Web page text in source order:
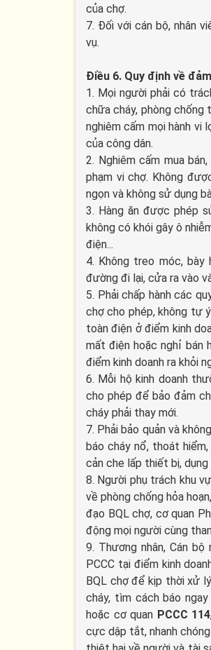
của chợ.
7. Đối với cán bộ, nhân
vụ.
Điều 6. Quy định về
1. Mọi người phải có
chữa cháy, phòng chống
nghiêm cấm mọi hành vi
của công dân.
2. Nghiêm cấm mua
phạm vi chợ. Không
ngọn và không sử dụng
3. Hàng ăn được phép
không có khói gây ô
điện...
4. Không treo móc, bày
đường đi lại, cửa ra vào
5. Phải chấp hành các
chợ cho phép, không tự
toàn điện ở điểm kinh
mất điện hoặc nghỉ bán
điểm kinh doanh ra khỏi
6. Mỗi hộ kinh doanh
cho phép để bảo đảm
cháy phải thay mới.
7. Phải bảo quản và
báo cháy nổ, thoát
cản che lấp thiết bị, dụng
8. Người phụ trách khu
về phòng chống hỏa
đạo BQL chợ, cơ quan
động mọi người cùng
9. Thương nhân, Cán
PCCC tại điểm kinh
BQL chợ để kịp thời xử
cháy, tìm cách báo
hoặc cơ quan PCCC 114
cực dập tắt, nhanh